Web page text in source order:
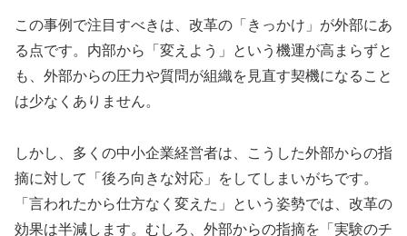
この事例で注目すべきは、改革の「きっかけ」が外部にあ
る点です。内部から「変えよう」という機運が高まらずと
も、外部からの圧力や質問が組織を見直す契機になること
は少なくありません。
しかし、多くの中小企業経営者は、こうした外部からの指
摘に対して「後ろ向きな対応」をしてしまいがちです。
「言われたから仕方なく変えた」という姿勢では、改革の
効果は半減します。むしろ、外部からの指摘を「実験のチ